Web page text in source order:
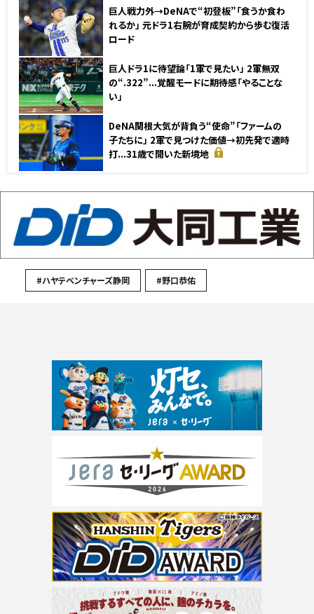
巨人戦力外→DeNAで“初登板”「食うか食わ
れるか」 元ドラ1右腕が育成契約から歩む復活
ロード
巨人ドラ1に待望論「1軍で見たい」 2軍無双
の“.322”...覚醒モードに期待感「やることな
い」
DeNA関根大気が背負う“使命”「ファームの
子たちに」 2軍で見つけた価値→初先発で適時
打...31歳で開いた新境地
#ハヤテベンチャーズ静岡 #野口恭佑